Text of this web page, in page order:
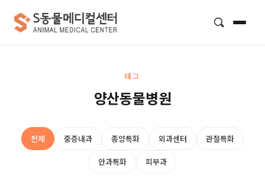
태그
양산동물병원
전체 중증내과 종양특화 외과센터 관절특화
안과특화 피부과